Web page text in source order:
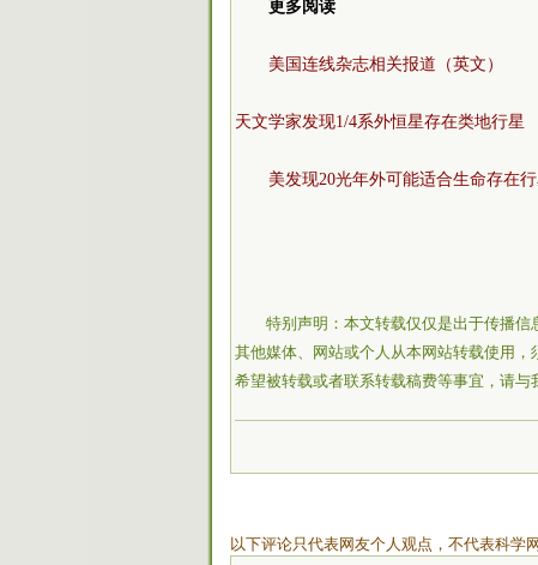
更多阅读
美国连线杂志相关报道（英文）
天文学家发现1/4系外恒星存在类地行星
美发现20光年外可能适合生命存在
特别声明：本文转载仅仅是出于传播
其他媒体、网站或个人从本网站转载使用
希望被转载或者联系转载稿费等事宜，请与
以下评论只代表网友个人观点，不代表科学